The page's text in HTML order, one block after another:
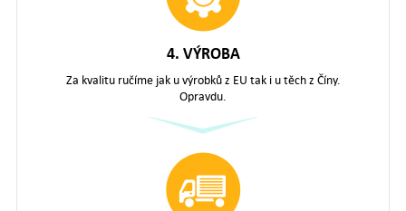
4. VÝROBA
Za kvalitu ručíme jak u výrobků z EU tak i u těch z Číny.
Opravdu.